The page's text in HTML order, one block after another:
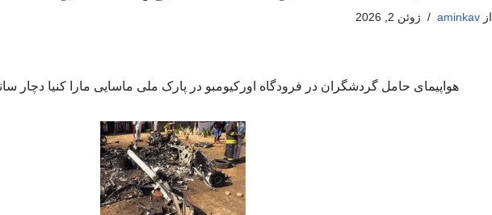
ازaminkav ژوئن 2, 2026
هواپیمای حامل گردشگران در فرودگاه اورکیومبو در پارک ملی ماسایی مارا کنیا دچار